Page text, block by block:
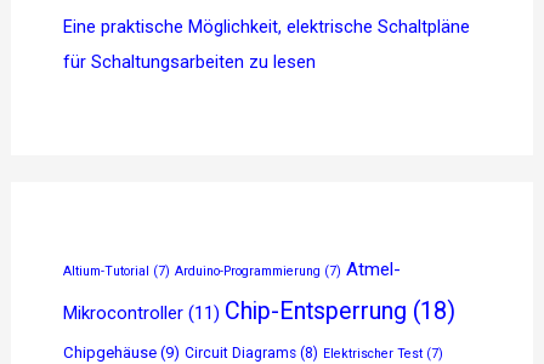
Eine praktische Möglichkeit, elektrische Schaltpläne
für Schaltungsarbeiten zu lesen
Altium-Tutorial (7) Arduino-Programmierung (7) Atmel-
Mikrocontroller (11) Chip-Entsperrung (18)
Chipgehäuse (9) Circuit Diagrams (8) Elektrischer Test (7)